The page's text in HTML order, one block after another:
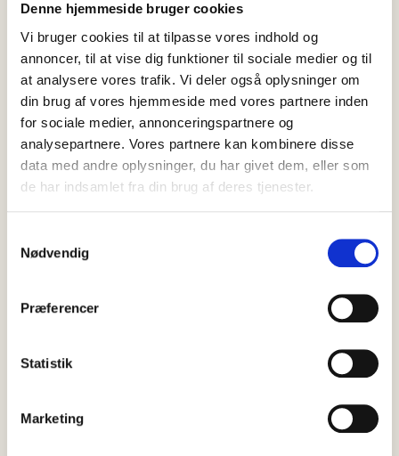
Denne hjemmeside bruger cookies
Vi bruger cookies til at tilpasse vores indhold og
annoncer, til at vise dig funktioner til sociale medier og til
at analysere vores trafik. Vi deler også oplysninger om
din brug af vores hjemmeside med vores partnere inden
for sociale medier, annonceringspartnere og
analysepartnere. Vores partnere kan kombinere disse
data med andre oplysninger, du har givet dem, eller som
de har indsamlet fra din brug af deres tjenester.
Nødvendig
Præferencer
Statistik
Marketing
DU KAN BLIVE KLOGERE PÅ BOLIGEN
SAMT SE ENDNU FLERE BILLEDERLIGE
HER
SENESTE